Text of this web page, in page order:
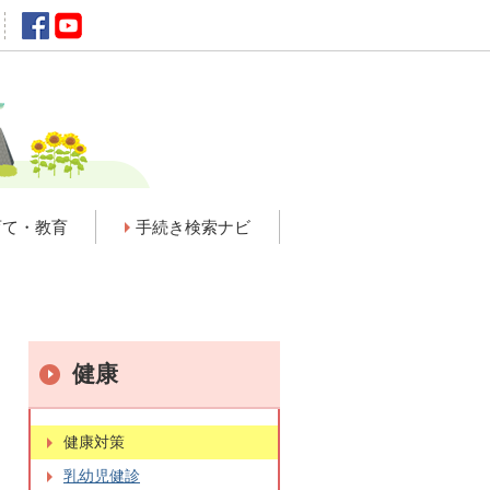
・教育 手続き検索ナビ
健康
健康対策
乳幼児健診